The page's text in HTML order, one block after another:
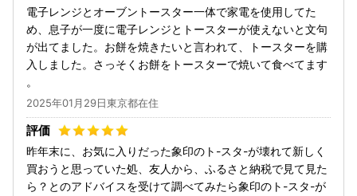
電子レンジとオーブントースター一体で家電を使用してた
め、息子が一度に電子レンジとトースターが使えないと文句
が出てました。お餅を焼きたいと言われて、トースターを購
入しました。さっそくお餅をトースターで焼いて食べてます
。
2025年01月29日東京都在住
昨年末に、お気に入りだった象印のト-スタ-が壊れて新しく
買おうと思っていた処、友人から、ふるさと納税で見て見た
ら？とのアドバイスを受けて調べてみたら象印のト-スタ-が